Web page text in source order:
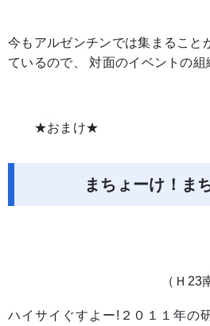
今もアルゼンチンでは集まること
ているので、 対面のイベントの組
★おまけ★
まちょーけ！ま
（Ｈ23
ハイサイぐすよー!２０１１年の